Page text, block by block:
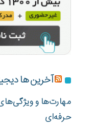
آخرین ها
مهارت‌ها و
حرفه‌ای